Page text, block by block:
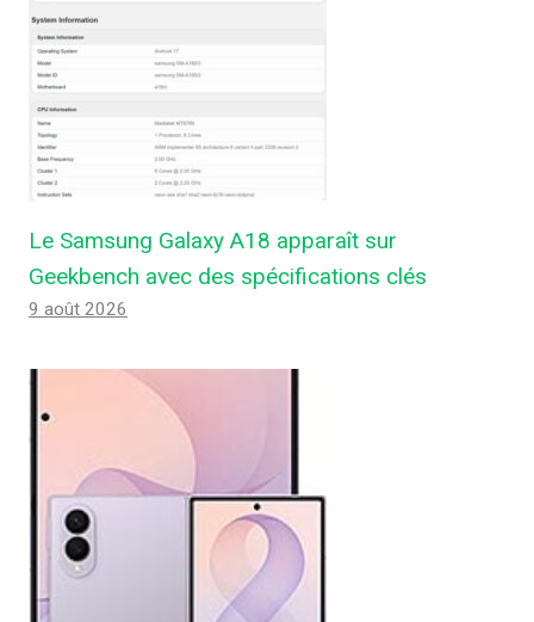
Le Samsung Galaxy A18 apparaît sur
Geekbench avec des spécifications clés
9 août 2026